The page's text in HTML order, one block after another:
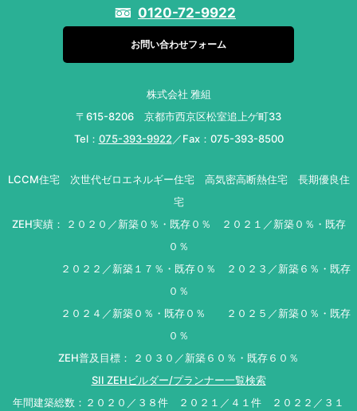
0120-72-9922
お問い合わせフォーム
株式会社 雅組
〒615-8206 京都市西京区松室追上ゲ町33
Tel： 075-393-9922 ／Fax：075-393-8500
LCCM住宅 次世代ゼロエネルギー住宅 高気密高断熱住宅 長期優良住
宅
ZEH実績： ２０２０／新築０％・既存０％ ２０２１／新築０％・既存
０％
２０２２／新築１７％・既存０％ ２０２３／新築６％・既存
０％
２０２４／新築０％・既存０％ ２０２５／新築０％・既存
０％
ZEH普及目標： ２０３０／新築６０％・既存６０％
SII ZEHビルダー/プランナー一覧検索
年間建築総数：２０２０／３８件 ２０２１／４１件 ２０２２／３１